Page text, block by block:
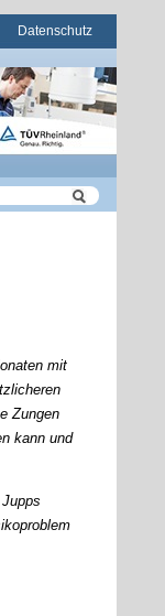
Datenschutz
mit
Zungen
kann und